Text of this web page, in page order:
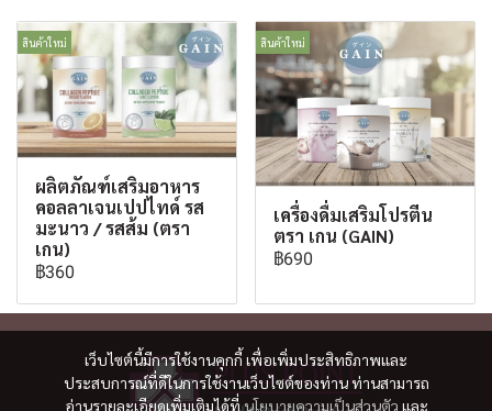
สินค้าใหม่
ผลิตภัณฑ์เสริมอาหาร
คอลลาเจนเปปไทด์ รส
มะนาว / รสส้ม (ตรา
เกน)
฿360
สินค้าใหม่
เครื่องดื่มเสริมโปรตีน
ตรา เกน (GAIN)
฿690
เว็บไซต์นี้มีการใช้งานคุกกี้ เพื่อเพิ่มประสิทธิภาพและ
ประสบการณ์ที่ดีในการใช้งานเว็บไซต์ของท่าน ท่านสามารถ
อ่านรายละเอียดเพิ่มเติมได้ที่นโยบายความเป็นส่วนตัว และ